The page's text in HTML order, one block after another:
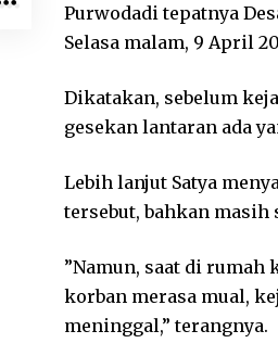
Purwodadi tepatnya
Selasa malam, 9 April
Dikatakan, sebelum
gesekan lantaran ada
Lebih lanjut Satya
tersebut, bahkan masih
”Namun, saat di rumah
korban merasa mual,
meninggal,” terangnya.